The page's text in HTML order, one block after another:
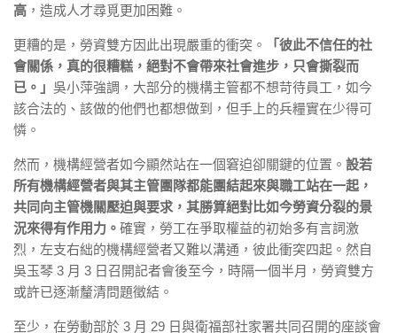
高 ，造成人才尋覓更加困難。
更糟的是，勞資雙方因此出現嚴重的衝突。
「彼此不信任的社
會關係，真的很糟糕，絕對不會帶來社會進步，只會撕裂而
已。」 吳小萍強調，大部分的機構主管都不想苛待員工，如今
該合法的、該做的他們也都想做到，但手上的兵糧實在少得可
憐。
然而，機構經營者如今顯然站在一個窘迫卻關鍵的位置。 設若
所有機構經營者與其主管團隊都能團結起來與職工站在一起，
共同向主管機關壓迫與要求，其勝算絕對比如今勞資分裂的景
況來得有作用力。 確實，勞工在爭取權益的初始多有言詞激
烈，左支右絀的機構經營者又難以溝通，彼此衝突四起。然自
吳玉琴 3 月 3 日召開記者會後至今，時隔一個半月，勞資雙方
或許已逐漸釐清問題徵結。
至少，在勞動部於 3 月 29 日與衛福部社家署共同召開的座談會